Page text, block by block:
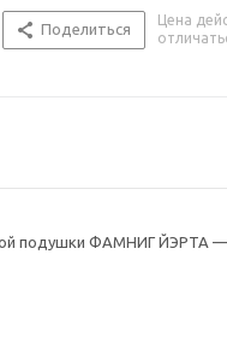
Поделиться
Цена
подушки ФАМНИГ ЙЭРТА —